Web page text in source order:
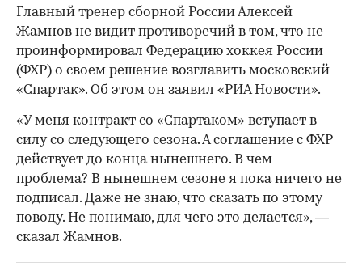
Главный тренер сборной России Алексей
Жамнов не видит противоречий в том, что не
проинформировал Федерацию хоккея России
(ФХР) о своем решение возглавить московский
«Спартак». Об этом он заявил «РИА Новости».
«У меня контракт со «Спартаком» вступает в
силу со следующего сезона. А соглашение с ФХР
действует до конца нынешнего. В чем
проблема? В нынешнем сезоне я пока ничего не
подписал. Даже не знаю, что сказать по этому
поводу. Не понимаю, для чего это делается», —
сказал Жамнов.